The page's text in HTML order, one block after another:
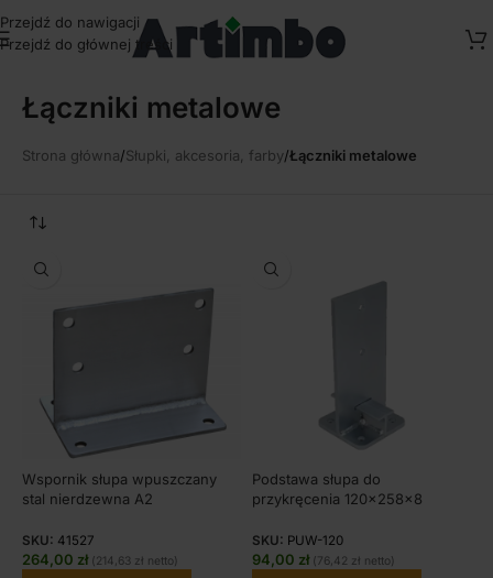
Przejdź do nawigacji
Przejdź do głównej treści
Łączniki metalowe
Strona główna/Słupki, akcesoria, farby/Łączniki metalowe
Wspornik słupa wpuszczany
stal nierdzewna A2
SKU: 41527
264,00 zł (214,63 zł netto)
Podstawa słupa do
przykręcenia 120x258x8
SKU: PUW-120
94,00 zł (76,42 zł netto)